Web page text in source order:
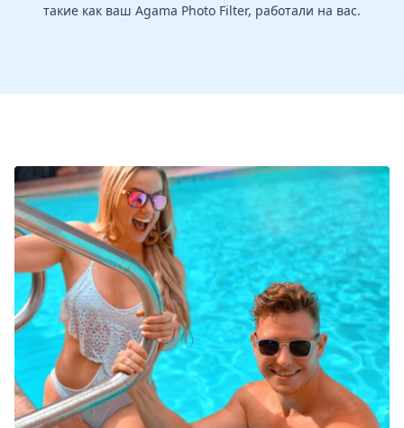
такие как ваш Agama Photo Filter, работали на вас.